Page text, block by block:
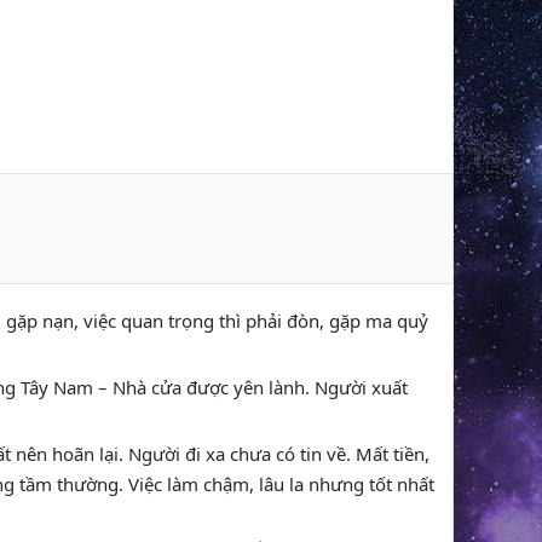
nạn, việc quan trọng thì phải đòn, gặp ma quỷ
Tây Nam – Nhà cửa được yên lành. Người xuất
nên hoãn lại. Người đi xa chưa có tin về. Mất tiền,
tầm thường. Việc làm chậm, lâu la nhưng tốt nhất